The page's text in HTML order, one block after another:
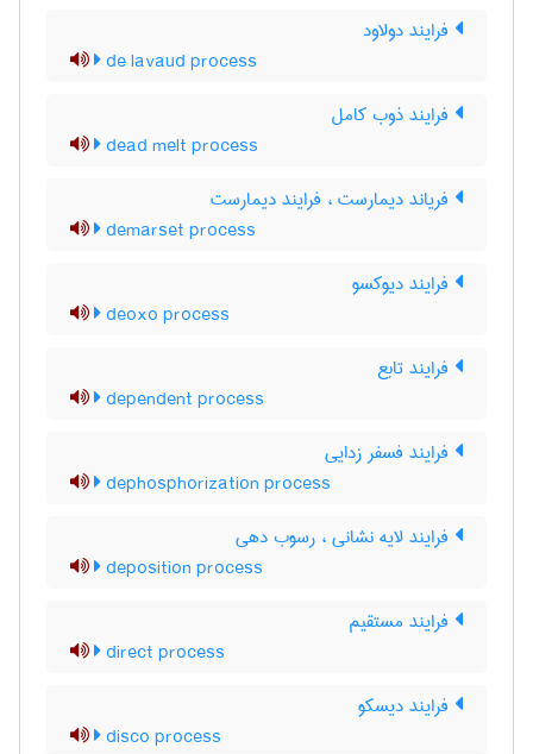
فرایند دولاود
de lavaud process
فرایند ذوب کامل
dead melt process
فریاند دیمارست ، فرایند دیمارست
demarset process
فرایند دیوکسو
deoxo process
فرایند تابع
dependent process
فرایند فسفر زدایی
dephosphorization process
فرایند لایه نشانی ، رسوب دهی
deposition process
فرایند مستقیم
direct process
فرایند دیسکو
disco process